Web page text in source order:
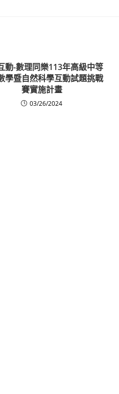
動-數理同樂113年高級中等
學暨自然科學互動試題挑戰
賽實施計畫
03/26/2024